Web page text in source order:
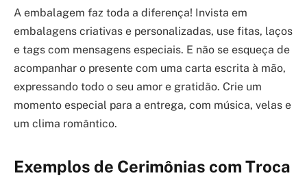
A embalagem faz toda a diferença! Invista em
embalagens criativas e personalizadas, use fitas, laços
e tags com mensagens especiais. E não se esqueça de
acompanhar o presente com uma carta escrita à mão,
expressando todo o seu amor e gratidão. Crie um
momento especial para a entrega, com música, velas e
um clima romântico.
Exemplos de Cerimônias com Troca